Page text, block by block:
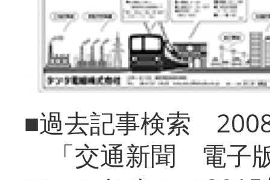
■過去記事検索
「交通新聞 電子